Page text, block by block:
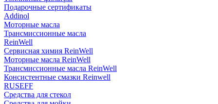
Подарочные сертификаты
Addinol
Моторные масла
Трансмиссионные масла
ReinWell
Сервисная химия ReinWell
Моторные масла ReinWell
Трансмиссионные масла ReinWell
Консистентные смазки Reinwell
RUSEFF
Средства для стекол